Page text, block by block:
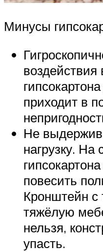
Минусы
приходит в
Не
нагрузку. На
повесить
Кронштейн с
тяжёлую
нельзя,
упасть.